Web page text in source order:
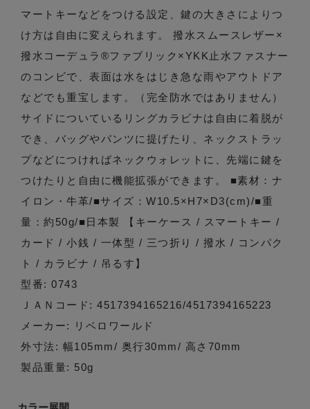
マートキーなどをつける設定、鍵の大きさによりつ
け方は自由に変えられます。 撥水スムースレザー×
撥水コーデュラ®ファブリック×YKK止水ファスナー
のコンビで、表面は水をはじき急な雨やアウトドア
などでも重宝します。（完全防水ではありません）
サイドについているリングカラビナは自由に着脱が
でき、バッグやパンツに提げたり、ネックストラッ
プなどにつければネックウォレットに、先端に鍵を
つけたりと自由に機能拡張ができます。 ■素材：ナ
イロン・牛革/■サイズ：W10.5×H7×D3(cm)/■重
量：約50g/■日本製 【キーケース / スマートキー /
カード / 小銭 / 一体型 / 三つ折り / 撥水 / コンパク
ト / カラビナ / 吊るす】
型番: 0743
ＪＡＮコード: 4517394165216/4517394165223
メーカー: リベロワールド
外寸法: 幅105mm/ 奥行30mm/ 高さ70mm
製品重量: 50g